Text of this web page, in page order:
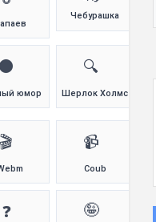
Чебурашка
⚫
юмор
🔍
Шерлок Холмс
🎬 📹
Coub
❓ 🤪